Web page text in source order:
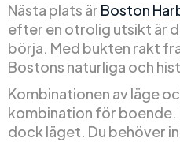
Nästa plats är Boston
efter en otrolig utsikt är
börja. Med bukten rakt
Bostons naturliga och
Kombinationen av läge
kombination för
dock läget. Du behöver